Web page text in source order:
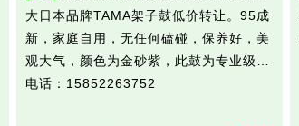
大日本品牌TAMA架子鼓低价转让。95成​‌‌
新，家庭自用，无任何磕碰，保养好，美
观大气，颜色为金砂紫，此鼓为专业级…
电话：15852263752